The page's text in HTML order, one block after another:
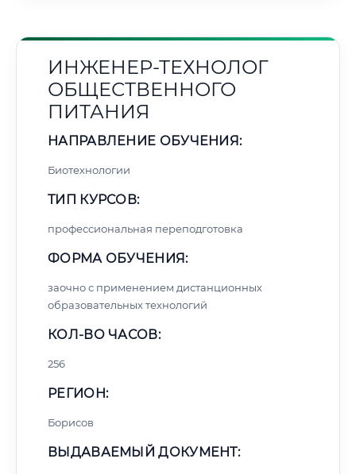
ИНЖЕНЕР-ТЕХНОЛОГ
ОБЩЕСТВЕННОГО
ПИТАНИЯ
НАПРАВЛЕНИЕ ОБУЧЕНИЯ:
Биотехнологии
ТИП КУРСОВ:
профессиональная переподготовка
ФОРМА ОБУЧЕНИЯ:
заочно с применением дистанционных
образовательных технологий
КОЛ-ВО ЧАСОВ:
256
РЕГИОН:
Борисов
ВЫДАВАЕМЫЙ ДОКУМЕНТ: